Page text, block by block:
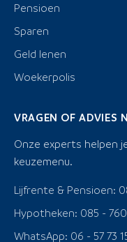
Pensioen
Sparen
Geld lenen
Woekerpolis
VRAGEN OF ADVIES
Onze experts helpen
keuzemenu.
Lijfrente & Pensioen:
Hypotheken: 085 -
WhatsApp: 06 - 57 73